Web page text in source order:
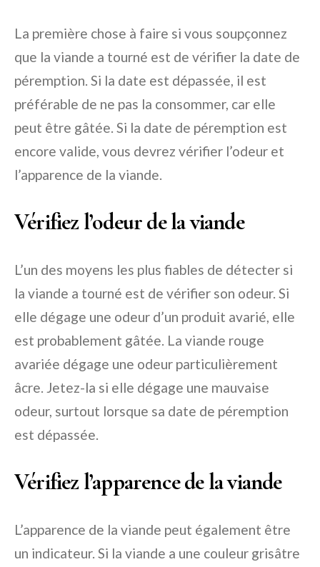
La première chose à faire si vous soupçonnez
que la viande a tourné est de vérifier la date de
péremption. Si la date est dépassée, il est
préférable de ne pas la consommer, car elle
peut être gâtée. Si la date de péremption est
encore valide, vous devrez vérifier l’odeur et
l’apparence de la viande.
Vérifiez l’odeur de la viande
L’un des moyens les plus fiables de détecter si
la viande a tourné est de vérifier son odeur. Si
elle dégage une odeur d’un produit avarié, elle
est probablement gâtée. La viande rouge
avariée dégage une odeur particulièrement
âcre. Jetez-la si elle dégage une mauvaise
odeur, surtout lorsque sa date de péremption
est dépassée.
Vérifiez l’apparence de la viande
L’apparence de la viande peut également être
un indicateur. Si la viande a une couleur grisâtre